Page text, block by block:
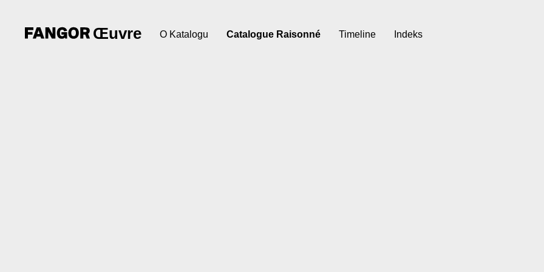
Œuvre O Katalogu Catalogue Raisonné Timeline Indeks